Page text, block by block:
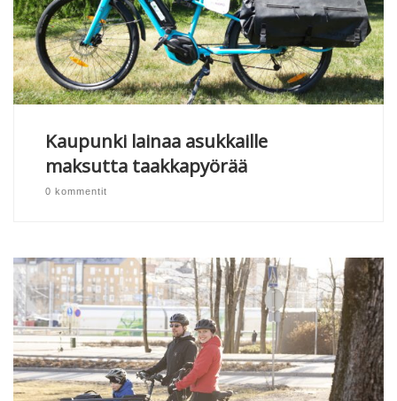
Kaupunki lainaa asukkaille
maksutta taakkapyörää
0 kommentit